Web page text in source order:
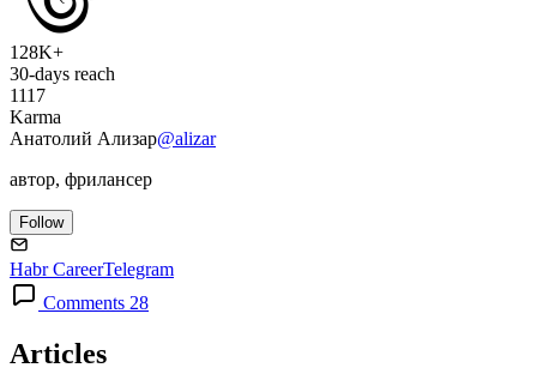
128K+
30-days reach
1117
Karma
Анатолий Ализар@alizar
автор, фрилансер
Follow
Habr CareerTelegram
Comments 28
Articles